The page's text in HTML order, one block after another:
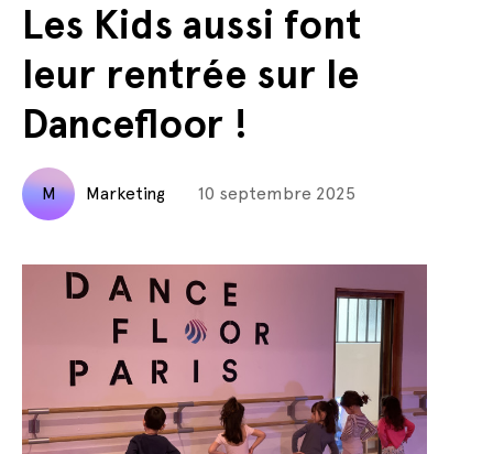
Les Kids aussi font
leur rentrée sur le
Dancefloor !
M Marketing 10 septembre 2025